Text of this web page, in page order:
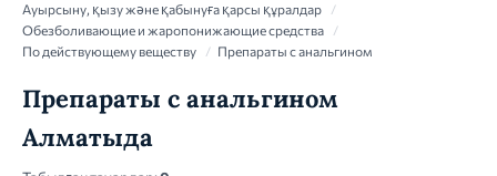
Ауырсыну, қызу және қабынуға қарсы құралдар
/
Обезболивающие и жаропонижающие средства
/
По действующему веществу
/ Препараты с анальгином
Препараты с анальгином
Алматыда